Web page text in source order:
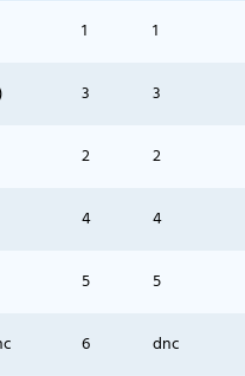
1 1
3 3
2 2
4 4
5 5
6 dnc